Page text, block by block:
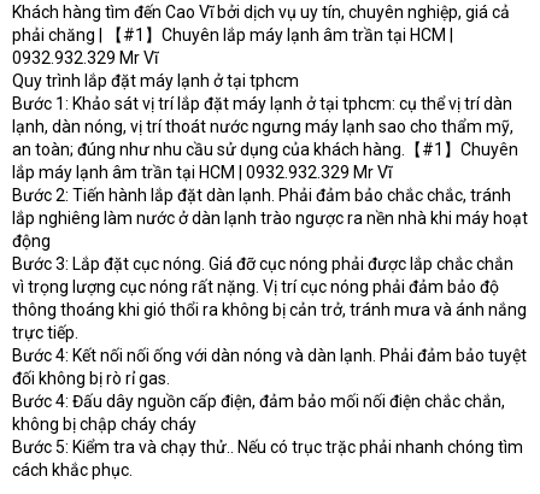
Khách hàng tìm đến Cao Vĩ bởi dịch vụ uy tín, chuyên nghiệp, giá cả
phải chăng | 【#1】Chuyên lắp máy lạnh âm trần tại HCM |
0932.932.329 Mr Vĩ
Quy trình lắp đặt máy lạnh ở tại tphcm
Bước 1: Khảo sát vị trí lắp đặt máy lạnh ở tại tphcm: cụ thể vị trí dàn
lạnh, dàn nóng, vị trí thoát nước ngưng máy lạnh sao cho thẩm mỹ,
an toàn; đúng như nhu cầu sử dụng của khách hàng.【#1】Chuyên
lắp máy lạnh âm trần tại HCM | 0932.932.329 Mr Vĩ
Bước 2: Tiến hành lắp đặt dàn lạnh. Phải đảm bảo chắc chắc, tránh
lắp nghiêng làm nước ở dàn lạnh trào ngược ra nền nhà khi máy hoạt
động
Bước 3: Lắp đặt cục nóng. Giá đỡ cục nóng phải được lắp chắc chắn
vì trọng lượng cục nóng rất nặng. Vị trí cục nóng phải đảm bảo độ
thông thoáng khi gió thổi ra không bị cản trở, tránh mưa và ánh nắng
trực tiếp.
Bước 4: Kết nối nối ống với dàn nóng và dàn lạnh. Phải đảm bảo tuyệt
đối không bị rò rỉ gas.
Bước 4: Đấu dây nguồn cấp điện, đảm bảo mối nối điện chắc chắn,
không bị chập cháy cháy
Bước 5: Kiểm tra và chạy thử.. Nếu có trục trặc phải nhanh chóng tìm
cách khắc phục.